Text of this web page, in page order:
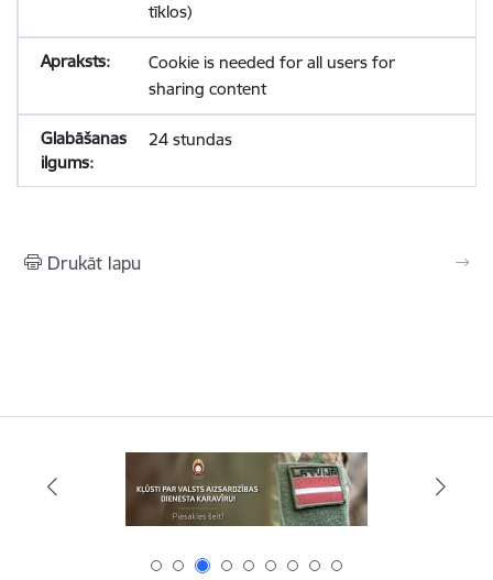
tīklos)
Cookie is needed for all users for
sharing content
24 stundas
Drukāt lapu